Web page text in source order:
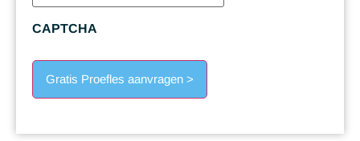
CAPTCHA